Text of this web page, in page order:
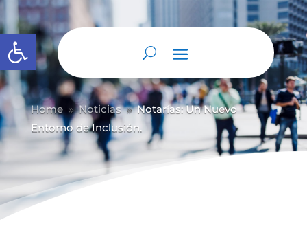
Abrir barra de herramientas
Home 9 Noticias 9 Notarías: Un Nuevo
Entorno de Inclusión.